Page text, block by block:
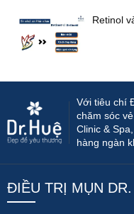
Retinol
Với tiêu chí
chăm sóc
Clinic &
hàng ngàn
ĐIỀU TRỊ MỤN